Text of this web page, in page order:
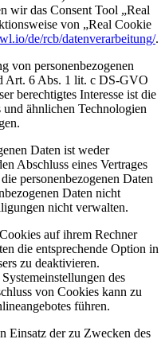
wir das Consent Tool „Real
von „Real Cookie
de/rcb/datenverarbeitung/.
von personenbezogenen
Art. 6 Abs. 1 lit. c DS-GVO
berechtigtes Interesse ist die
ähnlichen Technologien
Daten ist weder
Abschluss eines Vertrages
personenbezogenen Daten
Daten nicht
nicht verwalten.
auf ihrem Rechner
die entsprechende Option in
zu deaktivieren.
des
von Cookies kann zu
führen.
Einsatz der zu Zwecken des